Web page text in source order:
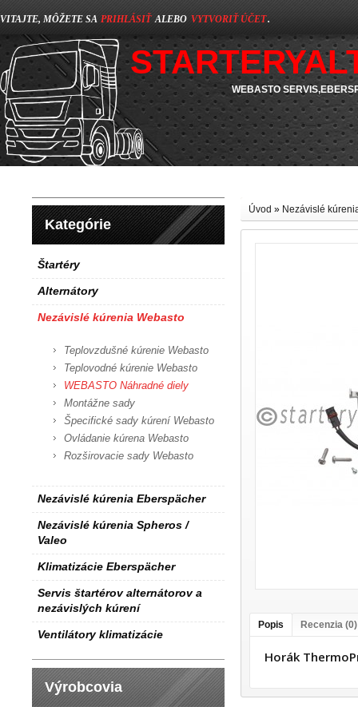
VITAJTE, MÔŽETE SA PRIHLÁSIŤ ALEBO VYTVORIŤ ÚČET.
WEBASTO
Kategórie
Štartéry
Alternátory
Nezávislé kúrenia Webasto
Teplovzdušné kúrenie Webasto
Teplovodné kúrenie Webasto
WEBASTO Náhradné diely
Montážne sady
Špecifické sady kúrení Webasto
Ovládanie kúrena Webasto
Rozširovacie sady Webasto
Nezávislé kúrenia Eberspächer
Nezávislé kúrenia Spheros /
Valeo
Klimatizácie Eberspächer
Servis štartérov alternátorov a
nezávislých kúrení
Ventilátory klimatizácie
Výrobcovia
Úvod » Nezávislé
Popis Recenzia (0)
Horák